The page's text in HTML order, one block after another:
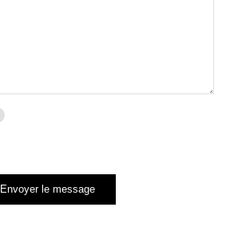
Envoyer le message